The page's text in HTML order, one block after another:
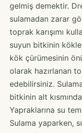
gelmiş demektir.
sulamadan zarar
toprak karışımı
suyun bitkinin
kök çürümesinin
olarak hazırlanan
edebilirsiniz.
bitkinin alt
Yapraklarına su
Sulama yaparken,